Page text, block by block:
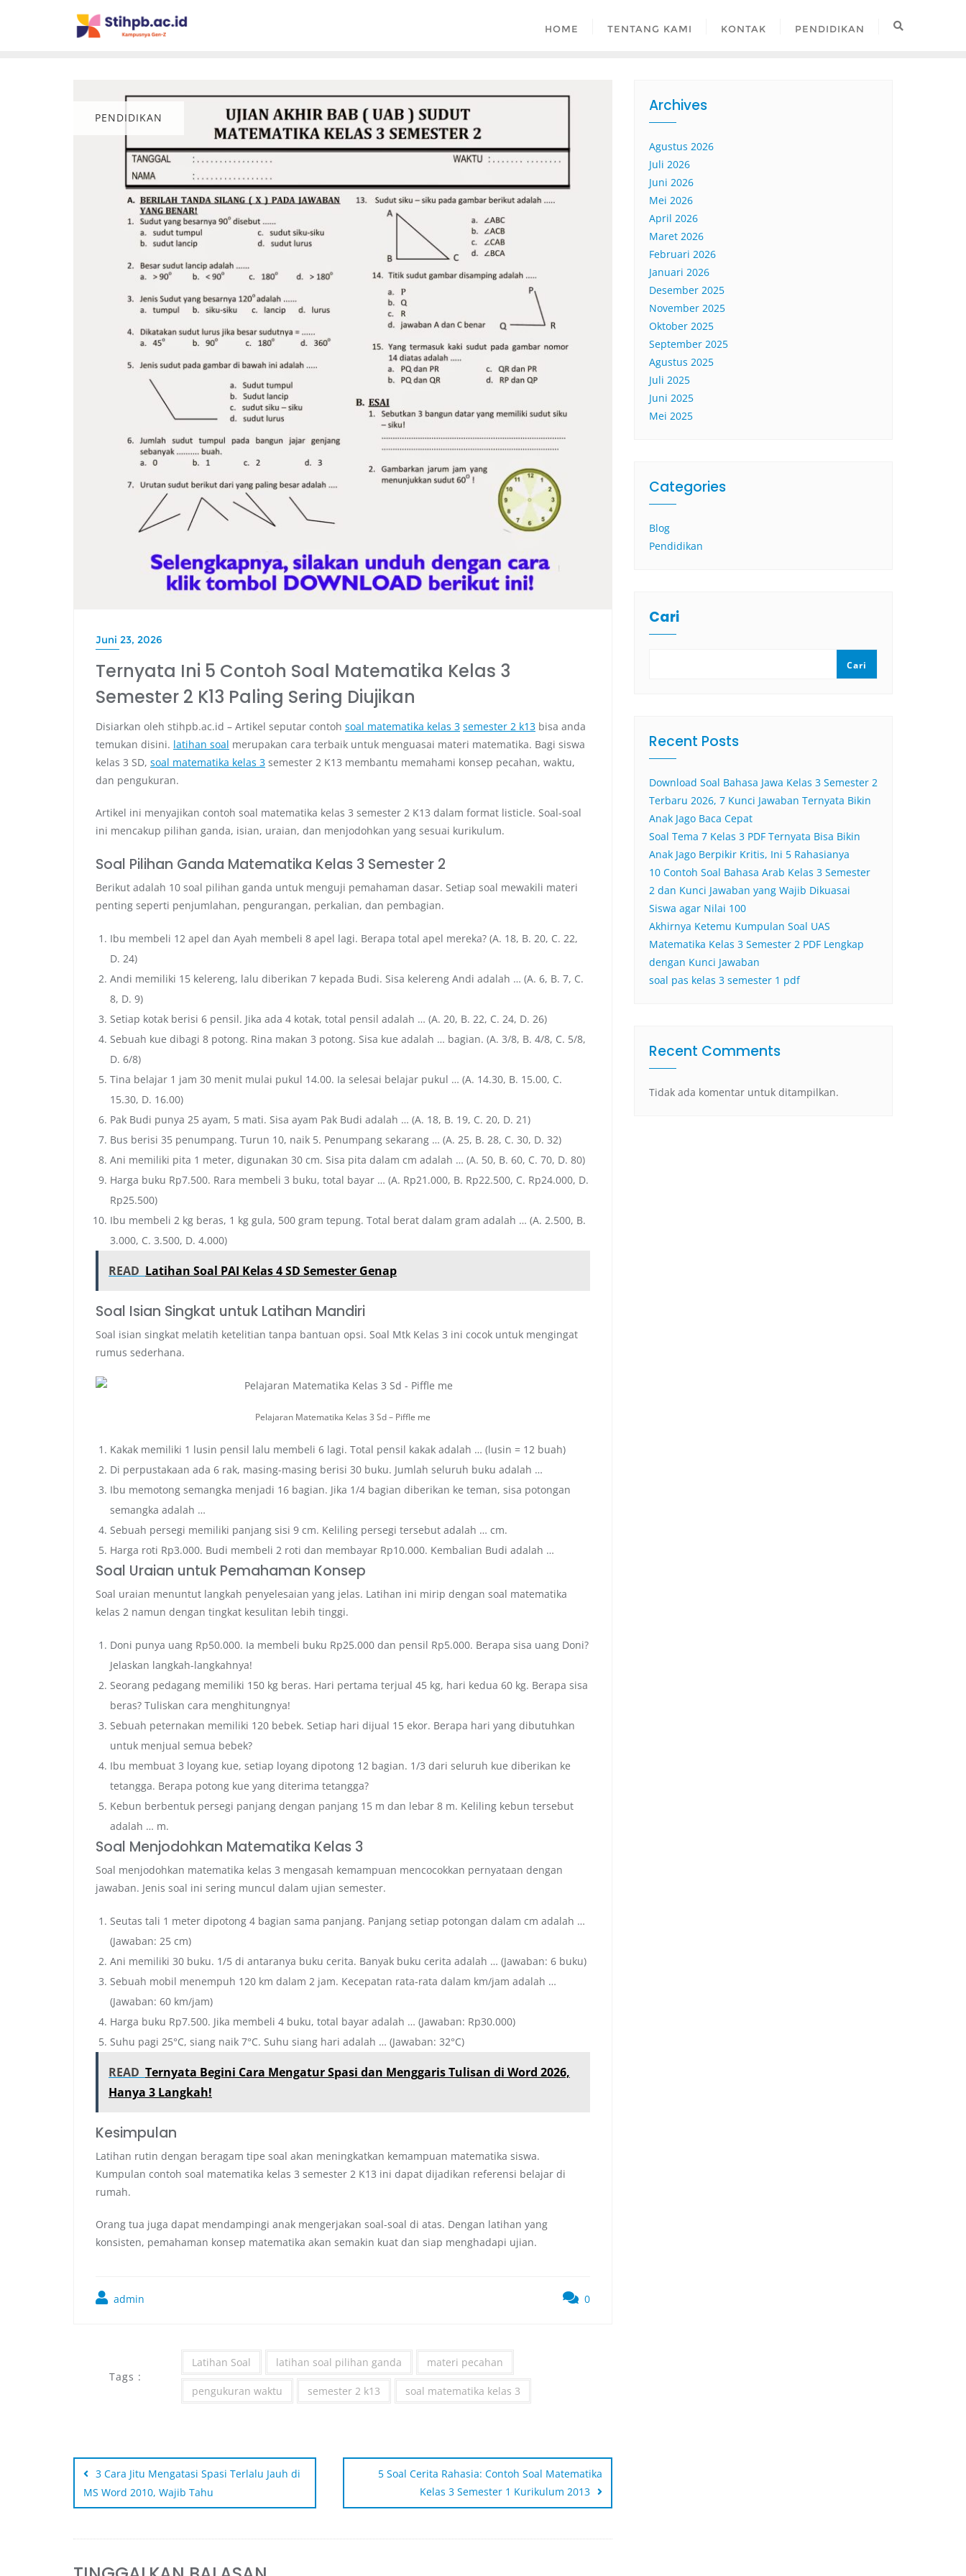
HOME TENTANG KAMI KONTAK PENDIDIKAN
PENDIDIKAN
Juni 23, 2026
Ternyata Ini 5 Contoh Soal Matematika Kelas 3
Semester 2 K13 Paling Sering Diujikan
Disiarkan oleh stihpb.ac.id – Artikel seputar contoh soal matematika kelas 3 semester 2 k13 bisa anda
temukan disini. latihan soal merupakan cara terbaik untuk menguasai materi matematika. Bagi siswa
kelas 3 SD, soal matematika kelas 3 semester 2 K13 membantu memahami konsep pecahan, waktu,
dan pengukuran.
Artikel ini menyajikan contoh soal matematika kelas 3 semester 2 K13 dalam format listicle. Soal-soal
ini mencakup pilihan ganda, isian, uraian, dan menjodohkan yang sesuai kurikulum.
Soal Pilihan Ganda Matematika Kelas 3 Semester 2
Berikut adalah 10 soal pilihan ganda untuk menguji pemahaman dasar. Setiap soal mewakili materi
penting seperti penjumlahan, pengurangan, perkalian, dan pembagian.
Ibu membeli 12 apel dan Ayah membeli 8 apel lagi. Berapa total apel mereka? (A. 18, B. 20, C. 22,
D. 24)
Andi memiliki 15 kelereng, lalu diberikan 7 kepada Budi. Sisa kelereng Andi adalah … (A. 6, B. 7, C.
8, D. 9)
Setiap kotak berisi 6 pensil. Jika ada 4 kotak, total pensil adalah … (A. 20, B. 22, C. 24, D. 26)
Sebuah kue dibagi 8 potong. Rina makan 3 potong. Sisa kue adalah … bagian. (A. 3/8, B. 4/8, C. 5/8,
D. 6/8)
Tina belajar 1 jam 30 menit mulai pukul 14.00. Ia selesai belajar pukul … (A. 14.30, B. 15.00, C.
15.30, D. 16.00)
Pak Budi punya 25 ayam, 5 mati. Sisa ayam Pak Budi adalah … (A. 18, B. 19, C. 20, D. 21)
Bus berisi 35 penumpang. Turun 10, naik 5. Penumpang sekarang … (A. 25, B. 28, C. 30, D. 32)
Ani memiliki pita 1 meter, digunakan 30 cm. Sisa pita dalam cm adalah … (A. 50, B. 60, C. 70, D. 80)
Harga buku Rp7.500. Rara membeli 3 buku, total bayar … (A. Rp21.000, B. Rp22.500, C. Rp24.000, D.
Rp25.500)
Ibu membeli 2 kg beras, 1 kg gula, 500 gram tepung. Total berat dalam gram adalah … (A. 2.500, B.
3.000, C. 3.500, D. 4.000)
READ Latihan Soal PAI Kelas 4 SD Semester Genap
Soal Isian Singkat untuk Latihan Mandiri
Soal isian singkat melatih ketelitian tanpa bantuan opsi. Soal Mtk Kelas 3 ini cocok untuk mengingat
rumus sederhana.
Pelajaran Matematika Kelas 3 Sd – Piffle me
Kakak memiliki 1 lusin pensil lalu membeli 6 lagi. Total pensil kakak adalah … (lusin = 12 buah)
Di perpustakaan ada 6 rak, masing-masing berisi 30 buku. Jumlah seluruh buku adalah …
Ibu memotong semangka menjadi 16 bagian. Jika 1/4 bagian diberikan ke teman, sisa potongan
semangka adalah …
Sebuah persegi memiliki panjang sisi 9 cm. Keliling persegi tersebut adalah … cm.
Harga roti Rp3.000. Budi membeli 2 roti dan membayar Rp10.000. Kembalian Budi adalah …
Soal Uraian untuk Pemahaman Konsep
Soal uraian menuntut langkah penyelesaian yang jelas. Latihan ini mirip dengan soal matematika
kelas 2 namun dengan tingkat kesulitan lebih tinggi.
Doni punya uang Rp50.000. Ia membeli buku Rp25.000 dan pensil Rp5.000. Berapa sisa uang Doni?
Jelaskan langkah-langkahnya!
Seorang pedagang memiliki 150 kg beras. Hari pertama terjual 45 kg, hari kedua 60 kg. Berapa sisa
beras? Tuliskan cara menghitungnya!
Sebuah peternakan memiliki 120 bebek. Setiap hari dijual 15 ekor. Berapa hari yang dibutuhkan
untuk menjual semua bebek?
Ibu membuat 3 loyang kue, setiap loyang dipotong 12 bagian. 1/3 dari seluruh kue diberikan ke
tetangga. Berapa potong kue yang diterima tetangga?
Kebun berbentuk persegi panjang dengan panjang 15 m dan lebar 8 m. Keliling kebun tersebut
adalah … m.
Soal Menjodohkan Matematika Kelas 3
Soal menjodohkan matematika kelas 3 mengasah kemampuan mencocokkan pernyataan dengan
jawaban. Jenis soal ini sering muncul dalam ujian semester.
Seutas tali 1 meter dipotong 4 bagian sama panjang. Panjang setiap potongan dalam cm adalah …
(Jawaban: 25 cm)
Ani memiliki 30 buku. 1/5 di antaranya buku cerita. Banyak buku cerita adalah … (Jawaban: 6 buku)
Sebuah mobil menempuh 120 km dalam 2 jam. Kecepatan rata-rata dalam km/jam adalah …
(Jawaban: 60 km/jam)
Harga buku Rp7.500. Jika membeli 4 buku, total bayar adalah … (Jawaban: Rp30.000)
Suhu pagi 25°C, siang naik 7°C. Suhu siang hari adalah … (Jawaban: 32°C)
READ Ternyata Begini Cara Mengatur Spasi dan Menggaris Tulisan di Word 2026,
Hanya 3 Langkah!
Kesimpulan
Latihan rutin dengan beragam tipe soal akan meningkatkan kemampuan matematika siswa.
Kumpulan contoh soal matematika kelas 3 semester 2 K13 ini dapat dijadikan referensi belajar di
rumah.
Orang tua juga dapat mendampingi anak mengerjakan soal-soal di atas. Dengan latihan yang
konsisten, pemahaman konsep matematika akan semakin kuat dan siap menghadapi ujian.
admin 0
Tags :
Latihan Soal latihan soal pilihan ganda materi pecahan
pengukuran waktu semester 2 k13 soal matematika kelas 3
3 Cara Jitu Mengatasi Spasi Terlalu Jauh di
MS Word 2010, Wajib Tahu
5 Soal Cerita Rahasia: Contoh Soal Matematika
Kelas 3 Semester 1 Kurikulum 2013
Archives
Agustus 2026
Juli 2026
Juni 2026
Mei 2026
April 2026
Maret 2026
Februari 2026
Januari 2026
Desember 2025
November 2025
Oktober 2025
September 2025
Agustus 2025
Juli 2025
Juni 2025
Mei 2025
Categories
Blog
Pendidikan
Cari
Cari
Recent Posts
Download Soal Bahasa Jawa Kelas 3 Semester 2
Terbaru 2026, 7 Kunci Jawaban Ternyata Bikin
Anak Jago Baca Cepat
Soal Tema 7 Kelas 3 PDF Ternyata Bisa Bikin
Anak Jago Berpikir Kritis, Ini 5 Rahasianya
10 Contoh Soal Bahasa Arab Kelas 3 Semester
2 dan Kunci Jawaban yang Wajib Dikuasai
Siswa agar Nilai 100
Akhirnya Ketemu Kumpulan Soal UAS
Matematika Kelas 3 Semester 2 PDF Lengkap
dengan Kunci Jawaban
soal pas kelas 3 semester 1 pdf
Recent Comments
Tidak ada komentar untuk ditampilkan.